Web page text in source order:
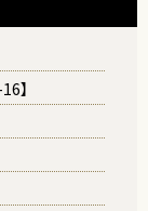
】